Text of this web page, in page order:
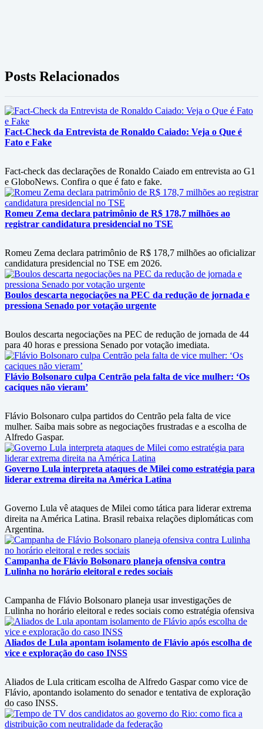
Posts Relacionados
Fact-Check da Entrevista de Ronaldo Caiado: Veja o Que é
Fato e Fake
Fact-check das declarações de Ronaldo Caiado em entrevista ao G1
e GloboNews. Confira o que é fato e fake.
Romeu Zema declara patrimônio de R$ 178,7 milhões ao
registrar candidatura presidencial no TSE
Romeu Zema declara patrimônio de R$ 178,7 milhões ao oficializar
candidatura presidencial no TSE em 2026.
Boulos descarta negociações na PEC da redução de jornada e
pressiona Senado por votação urgente
Boulos descarta negociações na PEC de redução de jornada de 44
para 40 horas e pressiona Senado por votação imediata.
Flávio Bolsonaro culpa Centrão pela falta de vice mulher: ‘Os
caciques não vieram’
Flávio Bolsonaro culpa partidos do Centrão pela falta de vice
mulher. Saiba mais sobre as negociações frustradas e a escolha de
Alfredo Gaspar.
Governo Lula interpreta ataques de Milei como estratégia para
liderar extrema direita na América Latina
Governo Lula vê ataques de Milei como tática para liderar extrema
direita na América Latina. Brasil rebaixa relações diplomáticas com
Argentina.
Campanha de Flávio Bolsonaro planeja ofensiva contra
Lulinha no horário eleitoral e redes sociais
Campanha de Flávio Bolsonaro planeja usar investigações de
Lulinha no horário eleitoral e redes sociais como estratégia ofensiva
Aliados de Lula apontam isolamento de Flávio após escolha de
vice e exploração do caso INSS
Aliados de Lula criticam escolha de Alfredo Gaspar como vice de
Flávio, apontando isolamento do senador e tentativa de exploração
do caso INSS.